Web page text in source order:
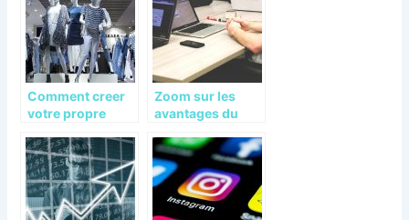
Comment creer
votre propre
vetements
Zoom sur les
avantages du